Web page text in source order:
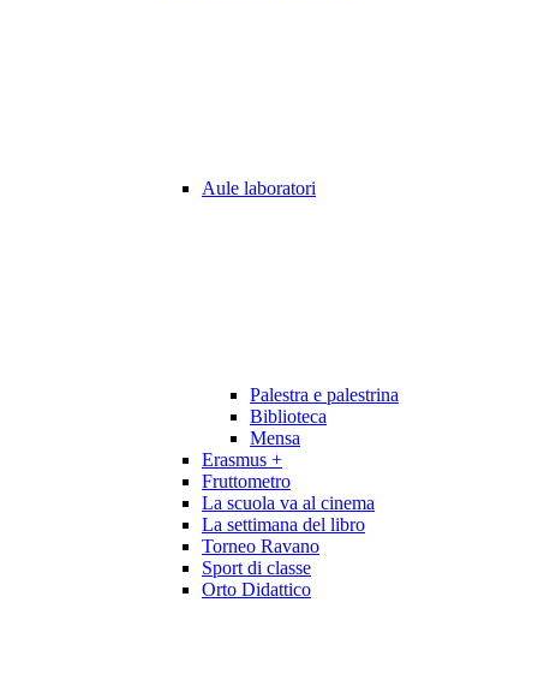
Aule laboratori
Palestra e palestrina
Biblioteca
Mensa
Erasmus +
Fruttometro
La scuola va al cinema
La settimana del libro
Torneo Ravano
Sport di classe
Orto Didattico